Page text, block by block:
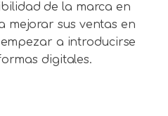
de la marca en
mejorar sus ventas en
a introducirse
digitales.